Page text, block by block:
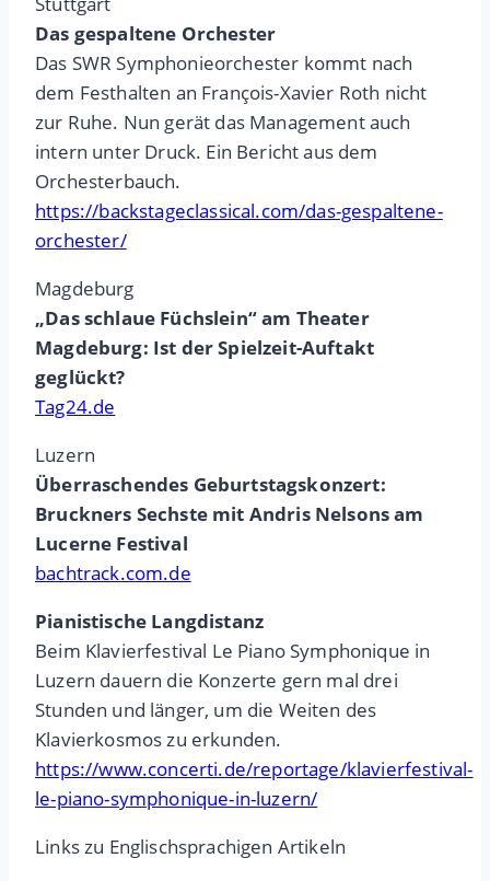
Das gespaltene Orchester
Das SWR Symphonieorchester kommt nach
dem Festhalten an François-Xavier Roth nicht
zur Ruhe. Nun gerät das Management auch
intern unter Druck. Ein Bericht aus dem
Orchesterbauch.
https://backstageclassical.com/das-gespaltene-
orchester/
Magdeburg
„Das schlaue Füchslein“ am Theater
Magdeburg: Ist der Spielzeit-Auftakt
geglückt?
Tag24.de
Luzern
Überraschendes Geburtstagskonzert:
Bruckners Sechste mit Andris Nelsons am
Lucerne Festival
bachtrack.com.de
Pianistische Langdistanz
Beim Klavierfestival Le Piano Symphonique in
Luzern dauern die Konzerte gern mal drei
Stunden und länger, um die Weiten des
Klavierkosmos zu erkunden.
https://www.concerti.de/reportage/klavierfestival-
le-piano-symphonique-in-luzern/
Links zu Englischsprachigen Artikeln